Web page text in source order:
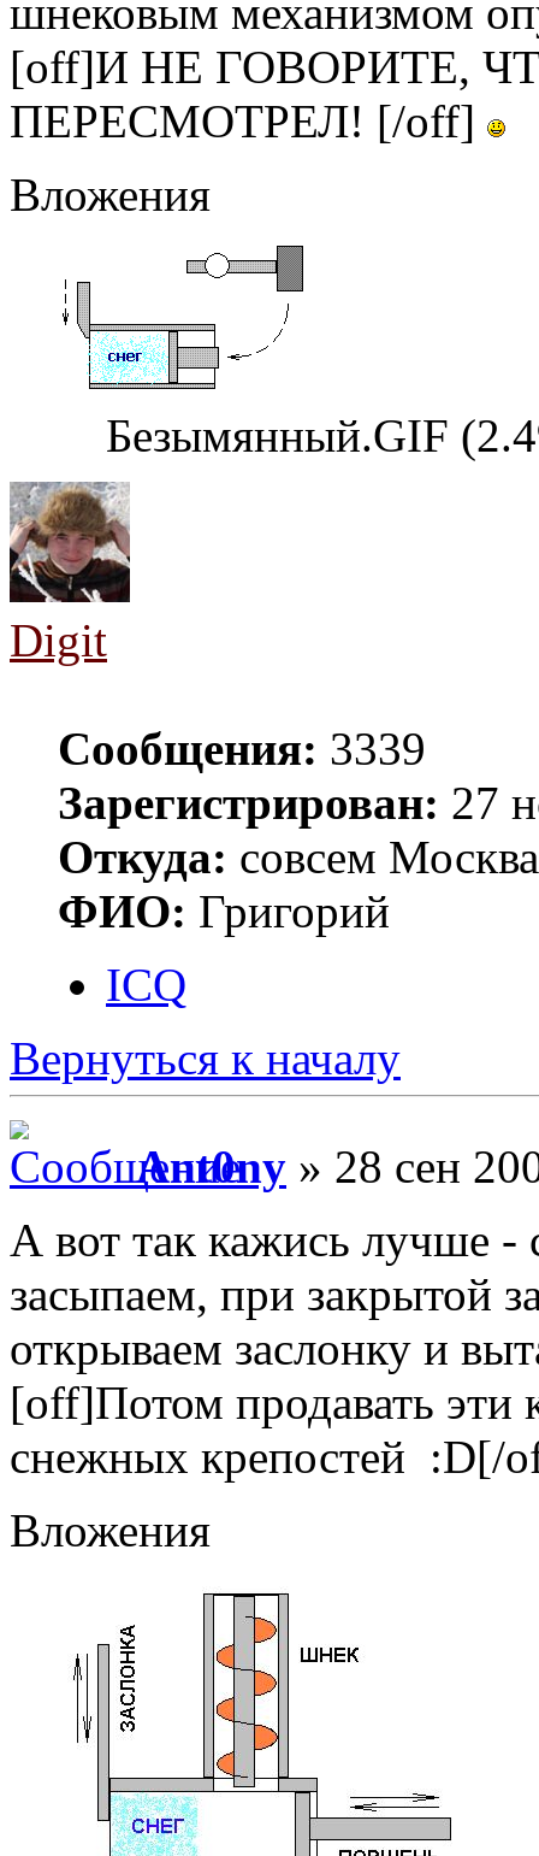
шнековым механизмом
[off]И НЕ ГОВОРИТЕ,
ПЕРЕСМОТРЕЛ! [/off]
Вложения
Безымянный.GIF
Digit
Сообщения: 3339
Зарегистрирован: 27
Откуда: совсем Москва
ФИО: Григорий
ICQ
Вернуться к началу
Ant0ny » 28 сен
А вот так кажись лучше -
засыпаем, при закрытой
открываем заслонку и
[off]Потом продавать эти
снежных крепостей :D[/
Вложения